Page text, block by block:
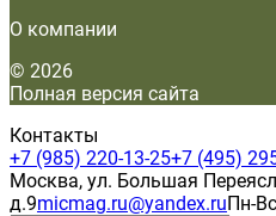
О компании
© 2026
Полная версия сайта
Контакты
+7 (985) 220-13-25+7 (495)
Москва, ул. Большая
д.9micmag.ru@yandex.ruПн-